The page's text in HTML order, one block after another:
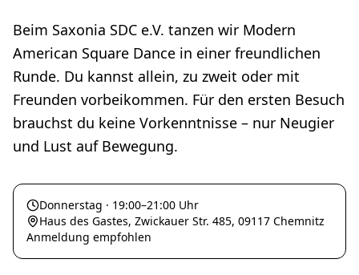
Beim Saxonia SDC e.V. tanzen wir Modern
American Square Dance in einer freundlichen
Runde. Du kannst allein, zu zweit oder mit
Freunden vorbeikommen. Für den ersten Besuch
brauchst du keine Vorkenntnisse – nur Neugier
und Lust auf Bewegung.
Donnerstag · 19:00–21:00 Uhr
Haus des Gastes, Zwickauer Str. 485, 09117 Chemnitz
Anmeldung empfohlen